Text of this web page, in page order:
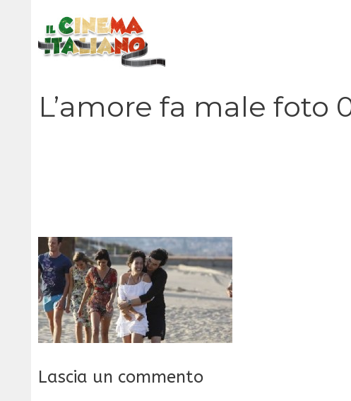
contenuto
L’amore fa male foto
Lascia un commento